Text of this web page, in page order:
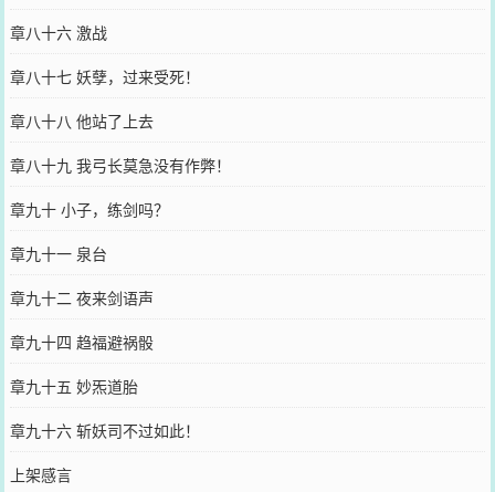
章八十六 激战
章八十七 妖孽，过来受死！
章八十八 他站了上去
章八十九 我弓长莫急没有作弊！
章九十 小子，练剑吗？
章九十一 泉台
章九十二 夜来剑语声
章九十四 趋福避祸骰
章九十五 妙炁道胎
章九十六 斩妖司不过如此！
上架感言